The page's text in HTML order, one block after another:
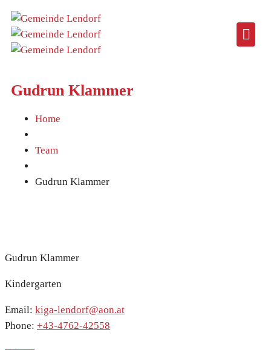
Gudrun Klammer
Home
Team
Gudrun Klammer
Gudrun Klammer
Kindergarten
Email: kiga-lendorf@aon.at
Phone: +43-4762-42558